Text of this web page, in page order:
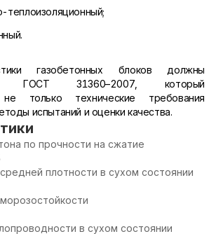
теплоизоляционный;
газобетонных блоков должны
ГОСТ 31360–2007, который
не только технические требования
испытаний и оценки качества.
по прочности на сжатие
плотности в сухом состоянии
в сухом состоянии